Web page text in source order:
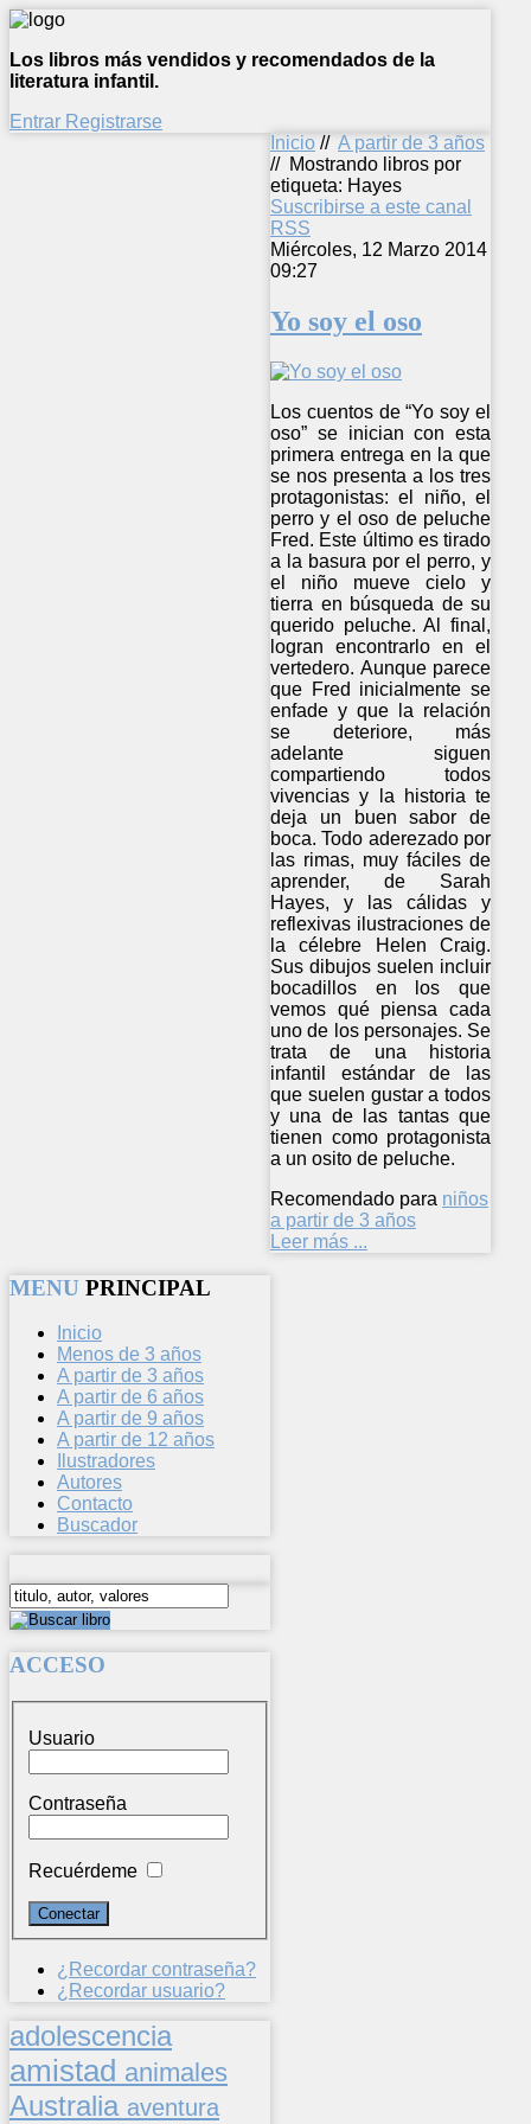
Los libros más vendidos y recomendados de la
literatura infantil.
Entrar Registrarse
Inicio // A partir de 3 años
// Mostrando libros por
etiqueta: Hayes
Suscribirse a este canal
RSS
Miércoles, 12 Marzo 2014
09:27
Yo soy el oso
Los cuentos de “Yo soy el
oso” se inician con esta
primera entrega en la que
se nos presenta a los tres
protagonistas: el niño, el
perro y el oso de peluche
Fred. Este último es tirado
a la basura por el perro, y
el niño mueve cielo y
tierra en búsqueda de su
querido peluche. Al final,
logran encontrarlo en el
vertedero. Aunque parece
que Fred inicialmente se
enfade y que la relación
se deteriore, más
adelante siguen
compartiendo todos
vivencias y la historia te
deja un buen sabor de
boca. Todo aderezado por
las rimas, muy fáciles de
aprender, de Sarah
Hayes, y las cálidas y
reflexivas ilustraciones de
la célebre Helen Craig.
Sus dibujos suelen incluir
bocadillos en los que
vemos qué piensa cada
uno de los personajes. Se
trata de una historia
infantil estándar de las
que suelen gustar a todos
y una de las tantas que
tienen como protagonista
a un osito de peluche.
Recomendado para niños
a partir de 3 años
Leer más ...
MENU PRINCIPAL
Inicio
Menos de 3 años
A partir de 3 años
A partir de 6 años
A partir de 9 años
A partir de 12 años
Ilustradores
Autores
Contacto
Buscador
ACCESO
Usuario
Contraseña
Recuérdeme
¿Recordar contraseña?
¿Recordar usuario?
adolescencia
amistad animales
Australia aventura